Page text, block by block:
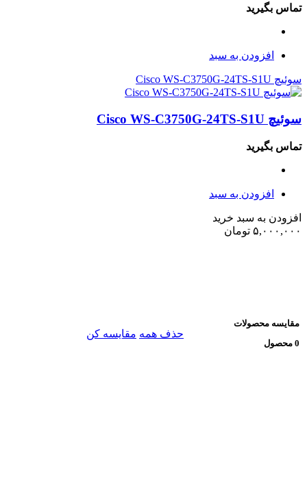
تماس بگیرید
افزودن به سبد
سوئیچ Cisco WS-C3750G-24TS-S1U
سوئیچ Cisco WS-C3750G-24TS-S1U
تماس بگیرید
افزودن به سبد
افزودن به سبد خرید
۵,۰۰۰,۰۰۰ تومان
مقایسه محصولات
0 محصول
حذف همه مقایسه کن